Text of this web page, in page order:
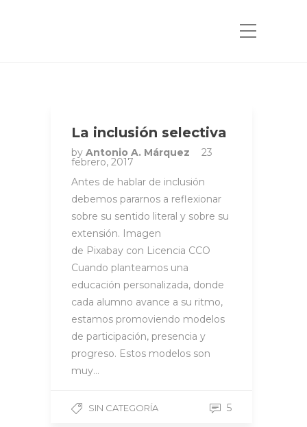
La inclusión selectiva
by Antonio A. Márquez 23
febrero, 2017
Antes de hablar de inclusión
debemos pararnos a reflexionar
sobre su sentido literal y sobre su
extensión. Imagen
de Pixabay con Licencia CCO
Cuando planteamos una
educación personalizada, donde
cada alumno avance a su ritmo,
estamos promoviendo modelos
de participación, presencia y
progreso. Estos modelos son
muy…
SIN CATEGORÍA 5